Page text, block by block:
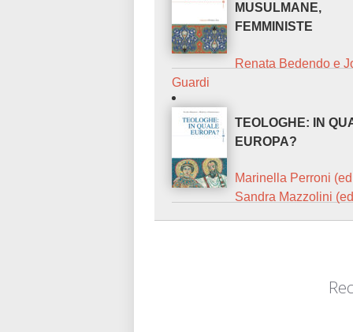
MUSULMANE,
FEMMINISTE
Renata Bedendo e
Guardi
TEOLOGHE: IN
EUROPA?
Marinella Perroni
Sandra Mazzolini